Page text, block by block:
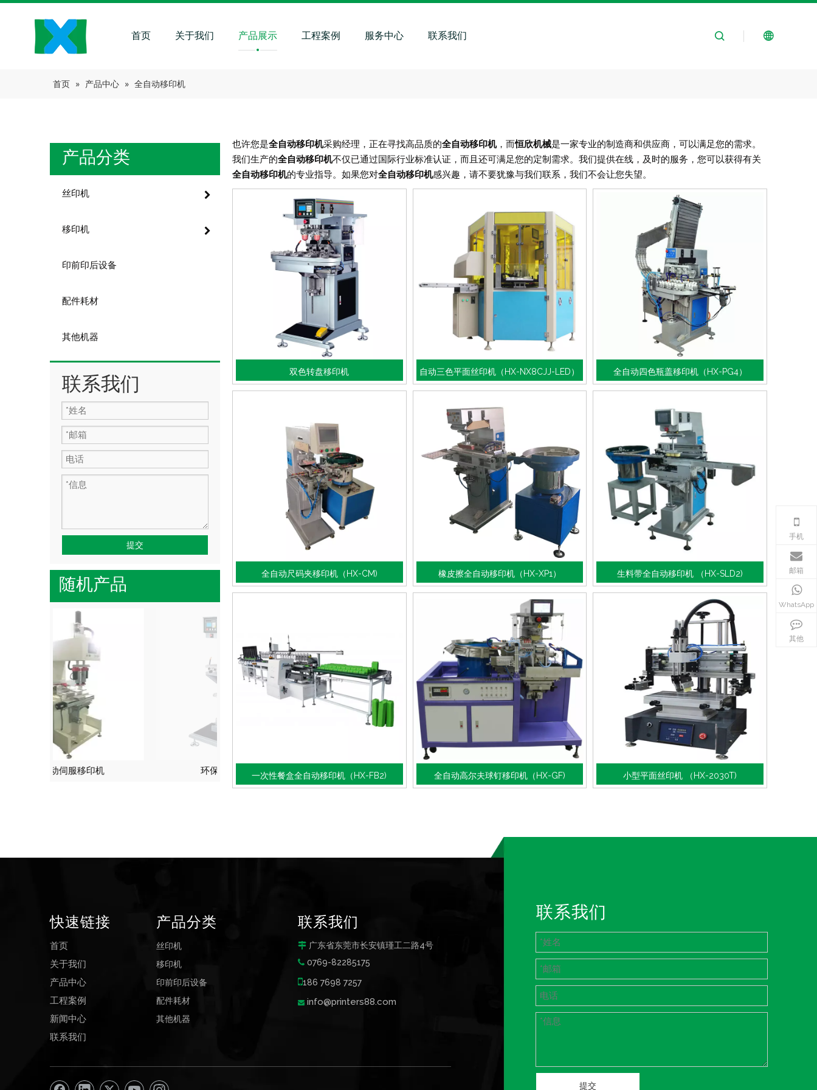
首页 关于我们 产品展示 工程案例 服务中心 联系我们
首页 » 产品中心 » 全自动移印机
产品分类
丝印机
移印机
印前印后设备
配件耗材
其他机器
联系我们
提交
随机产品
环保单色移印机
自动四色鞋面印刷机移印机 机械手自动下料双色转盘移印机 四色玩具印
也许您是全自动移印机采购经理，正在寻找高品质的全自动移印机，而恒欣机械是一家专业的制造商和供应商，可以满足您的需求。
我们生产的全自动移印机不仅已通过国际行业标准认证，而且还可满足您的定制需求。我们提供在线，及时的服务，您可以获得有关
全自动移印机的专业指导。如果您对全自动移印机感兴趣，请不要犹豫与我们联系，我们不会让您失望。
双色转盘移印机 自动三色平面丝印机（HX-NX8CJJ-LED） 全自动四色瓶盖移印机（HX-PG4）
全自动尺码夹移印机（HX-CM) 橡皮擦全自动移印机（HX-XP1） 生料带全自动移印机 （HX-SLD2)
一次性餐盒全自动移印机（HX-FB2) 全自动高尔夫球钉移印机（HX-GF) 小型平面丝印机 （HX-2030T)
快速链接
首页
关于我们
产品中心
工程案例
新闻中心
联系我们
产品分类
丝印机
移印机
印前印后设备
配件耗材
其他机器
联系我们
 广东省东莞市长安镇瑾工二路4号
 0769-82285175
186 7698 7257
 info@printers88.com
手机
邮箱
WhatsApp
其他
联系我们
提交